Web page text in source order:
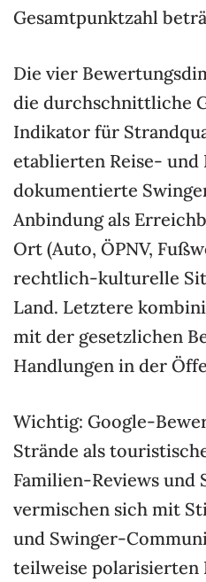
Gesamtpunktzahl
Die vier
die durchschnittliche
Indikator für
etablierten Reise-
dokumentierte
Anbindung als
Ort (Auto, ÖPNV,
rechtlich-kulturelle
Land. Letztere
mit der gesetzlichen
Handlungen in der
Wichtig: Google-
Strände als
Familien-Reviews
vermischen sich mit
und Swinger-
teilweise polarisierten